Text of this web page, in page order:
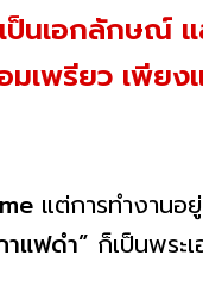
ป็นเอกลักษณ์
เพรียว เพียง
แต่การทำงานอ
าแฟดำ” ก็เป็นพระ